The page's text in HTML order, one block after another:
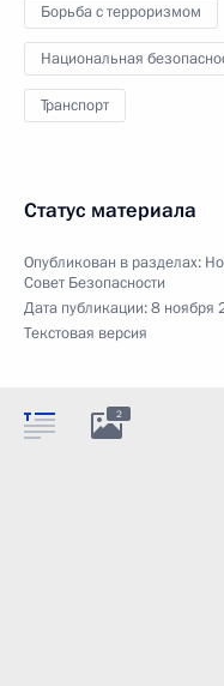
Борьба с терроризмом
Национальная
Транспорт
Статус материала
Опубликован в разделах:
Совет Безопасности
Дата публикации:8 ноября
Текстовая версия
2